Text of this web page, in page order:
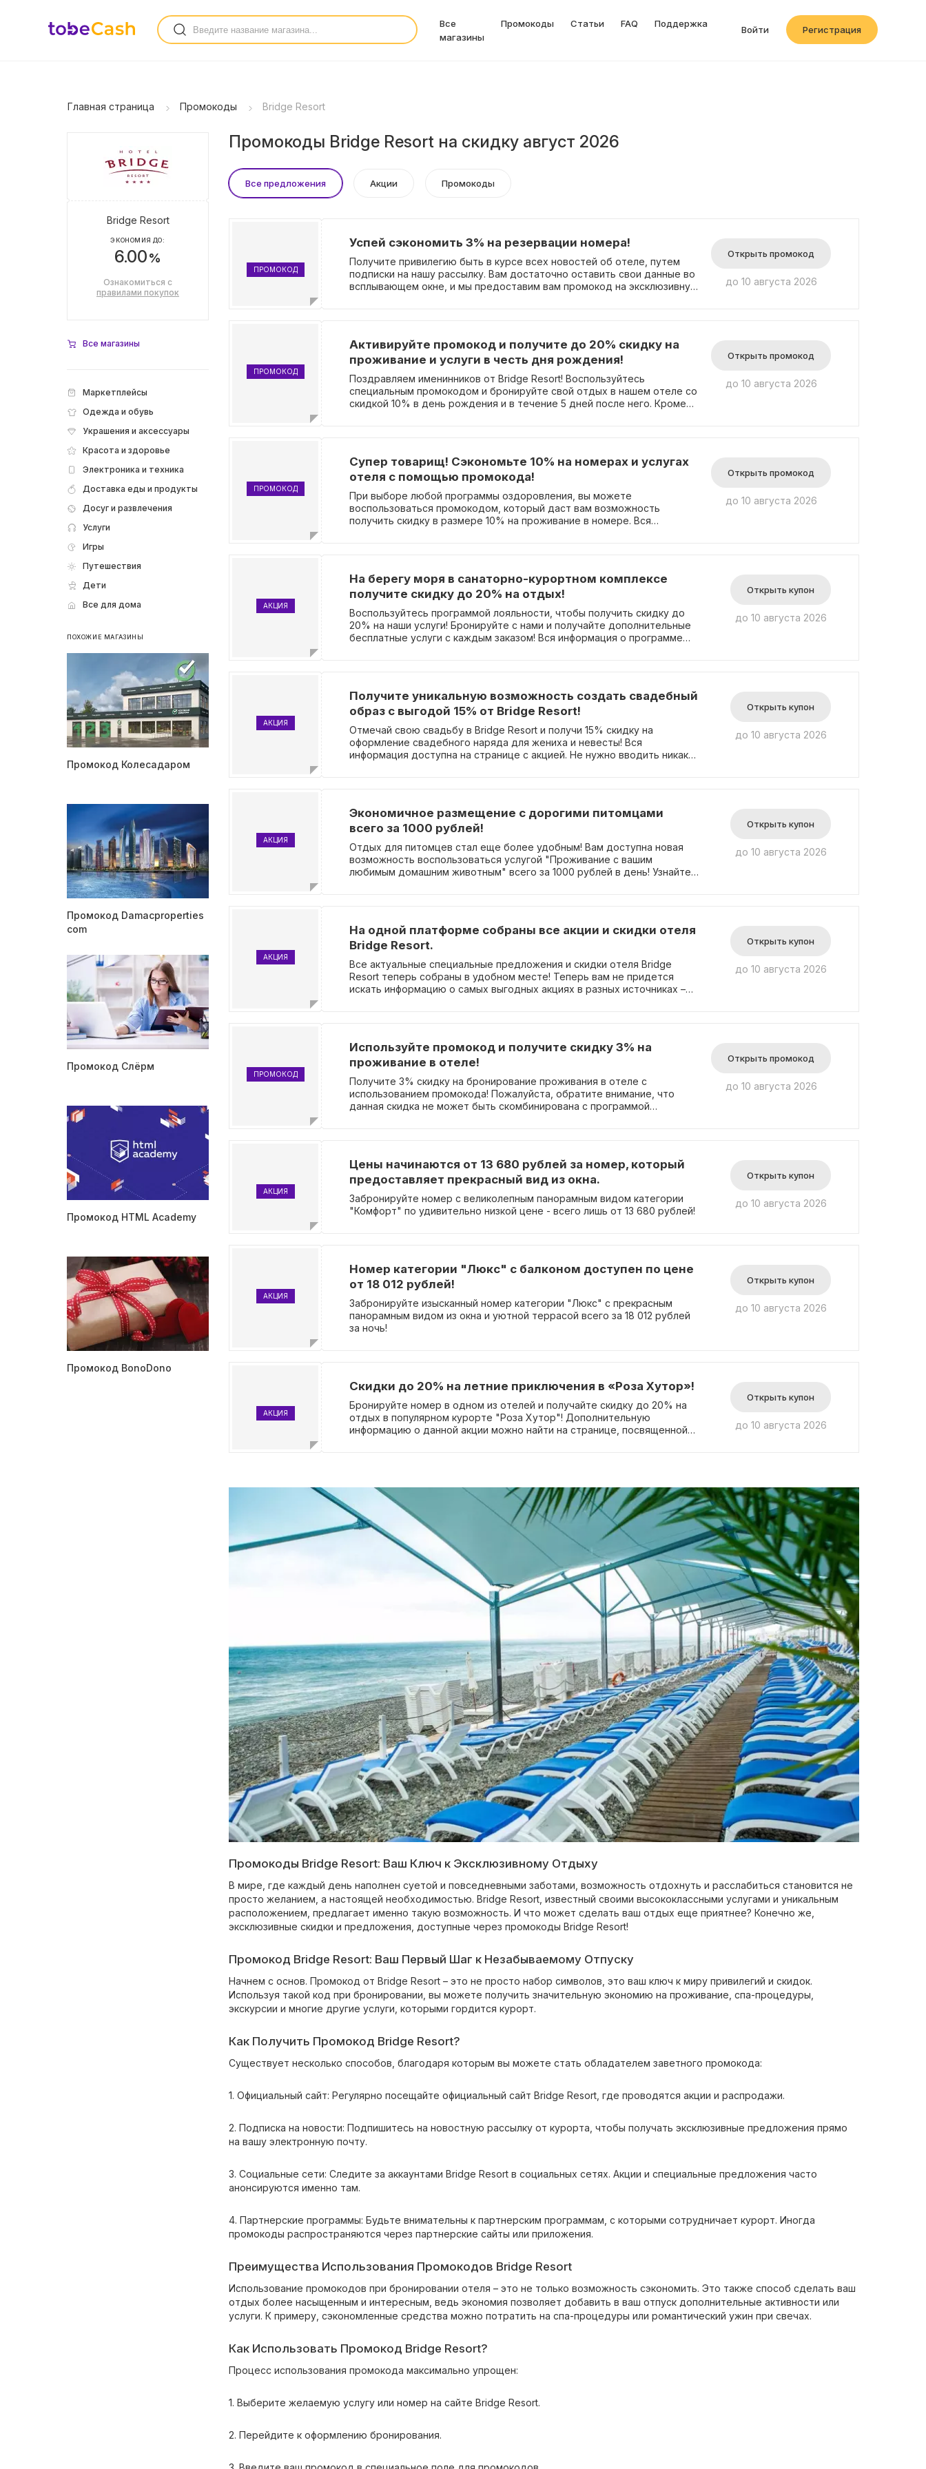
Все
магазины
Промокоды Статьи FAQ Поддержка
Войти Регистрация
Главная страница Промокоды Bridge Resort
Bridge Resort
ЭКОНОМИЯ ДО:
6.00%
Ознакомиться с
правилами покупок
Все магазины
Маркетплейсы
Одежда и обувь
Украшения и аксессуары
Красота и здоровье
Электроника и техника
Доставка еды и продукты
Досуг и развлечения
Услуги
Игры
Путешествия
Дети
Все для дома
ПОХОЖИЕ МАГАЗИНЫ
Промокод Колесадаром
Промокод Damacproperties
com
Промокод Слёрм
Промокод HTML Academy
Промокод BonoDono
Промокоды Bridge Resort на скидку август 2026
Все предложения Акции Промокоды
ПРОМОКОД
Успей сэкономить 3% на резервации номера!
Получите привилегию быть в курсе всех новостей об отеле, путем
подписки на нашу рассылку. Вам достаточно оставить свои данные во
всплывающем окне, и мы предоставим вам промокод на эксклюзивную
Открыть промокод
до 10 августа 2026
ПРОМОКОД
Активируйте промокод и получите до 20% скидку на
проживание и услуги в честь дня рождения!
Поздравляем именинников от Bridge Resort! Воспользуйтесь
специальным промокодом и бронируйте свой отдых в нашем отеле со
скидкой 10% в день рождения и в течение 5 дней после него. Кроме
Открыть промокод
до 10 августа 2026
ПРОМОКОД
Супер товарищ! Сэкономьте 10% на номерах и услугах
отеля с помощью промокода!
При выборе любой программы оздоровления, вы можете
воспользоваться промокодом, который даст вам возможность
получить скидку в размере 10% на проживание в номере. Вся
Открыть промокод
до 10 августа 2026
АКЦИЯ
На берегу моря в санаторно-курортном комплексе
получите скидку до 20% на отдых!
Воспользуйтесь программой лояльности, чтобы получить скидку до
20% на наши услуги! Бронируйте с нами и получайте дополнительные
бесплатные услуги с каждым заказом! Вся информация о программе
Открыть купон
до 10 августа 2026
АКЦИЯ
Получите уникальную возможность создать свадебный
образ с выгодой 15% от Bridge Resort!
Отмечай свою свадьбу в Bridge Resort и получи 15% скидку на
оформление свадебного наряда для жениха и невесты! Вся
информация доступна на странице с акцией. Не нужно вводить никакой
Открыть купон
до 10 августа 2026
АКЦИЯ
Экономичное размещение с дорогими питомцами
всего за 1000 рублей!
Отдых для питомцев стал еще более удобным! Вам доступна новая
возможность воспользоваться услугой "Проживание с вашим
любимым домашним животным" всего за 1000 рублей в день! Узнайте
Открыть купон
до 10 августа 2026
АКЦИЯ
На одной платформе собраны все акции и скидки отеля
Bridge Resort.
Все актуальные специальные предложения и скидки отеля Bridge
Resort теперь собраны в удобном месте! Теперь вам не придется
искать информацию о самых выгодных акциях в разных источниках –
обновляем наш список акций, поэтому следите за обновлениями и не
упускайте возможность сэкономить на вашем пребывании в Bridge
Resort!
Открыть купон
до 10 августа 2026
ПРОМОКОД
Используйте промокод и получите скидку 3% на
проживание в отеле!
Получите 3% скидку на бронирование проживания в отеле с
использованием промокода! Пожалуйста, обратите внимание, что
данная скидка не может быть скомбинирована с программой
Открыть промокод
до 10 августа 2026
АКЦИЯ
Цены начинаются от 13 680 рублей за номер, который
предоставляет прекрасный вид из окна.
Забронируйте номер с великолепным панорамным видом категории
"Комфорт" по удивительно низкой цене - всего лишь от 13 680 рублей!
Открыть купон
до 10 августа 2026
АКЦИЯ
Номер категории "Люкс" с балконом доступен по цене
от 18 012 рублей!
Забронируйте изысканный номер категории "Люкс" с прекрасным
панорамным видом из окна и уютной террасой всего за 18 012 рублей
за ночь!
Открыть купон
до 10 августа 2026
АКЦИЯ
Скидки до 20% на летние приключения в «Роза Хутор»!
Бронируйте номер в одном из отелей и получайте скидку до 20% на
отдых в популярном курорте "Роза Хутор"! Дополнительную
информацию о данной акции можно найти на странице, посвященной
Открыть купон
до 10 августа 2026
Промокоды Bridge Resort: Ваш Ключ к Эксклюзивному Отдыху
В мире, где каждый день наполнен суетой и повседневными заботами, возможность отдохнуть и расслабиться становится не
просто желанием, а настоящей необходимостью. Bridge Resort, известный своими высококлассными услугами и уникальным
расположением, предлагает именно такую возможность. И что может сделать ваш отдых еще приятнее? Конечно же,
эксклюзивные скидки и предложения, доступные через промокоды Bridge Resort!
Промокод Bridge Resort: Ваш Первый Шаг к Незабываемому Отпуску
Начнем с основ. Промокод от Bridge Resort – это не просто набор символов, это ваш ключ к миру привилегий и скидок.
Используя такой код при бронировании, вы можете получить значительную экономию на проживание, спа-процедуры,
экскурсии и многие другие услуги, которыми гордится курорт.
Как Получить Промокод Bridge Resort?
Существует несколько способов, благодаря которым вы можете стать обладателем заветного промокода:
1. Официальный сайт: Регулярно посещайте официальный сайт Bridge Resort, где проводятся акции и распродажи.
2. Подписка на новости: Подпишитесь на новостную рассылку от курорта, чтобы получать эксклюзивные предложения прямо
на вашу электронную почту.
3. Социальные сети: Следите за аккаунтами Bridge Resort в социальных сетях. Акции и специальные предложения часто
анонсируются именно там.
4. Партнерские программы: Будьте внимательны к партнерским программам, с которыми сотрудничает курорт. Иногда
промокоды распространяются через партнерские сайты или приложения.
Преимущества Использования Промокодов Bridge Resort
Использование промокодов при бронировании отеля – это не только возможность сэкономить. Это также способ сделать ваш
отдых более насыщенным и интересным, ведь экономия позволяет добавить в ваш отпуск дополнительные активности или
услуги. К примеру, сэкономленные средства можно потратить на спа-процедуры или романтический ужин при свечах.
Как Использовать Промокод Bridge Resort?
Процесс использования промокода максимально упрощен:
1. Выберите желаемую услугу или номер на сайте Bridge Resort.
2. Перейдите к оформлению бронирования.